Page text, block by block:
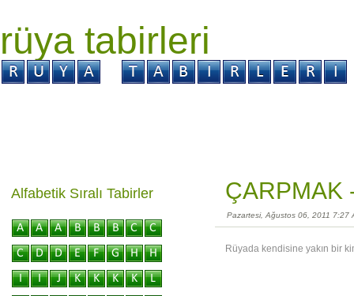
rüya tabirleri
ÇARPMAK
Pazartesi, Ağustos 06, 2011 7:27
Rüyada kendisine yakın bir
Alfabetik Sıralı Tabirler